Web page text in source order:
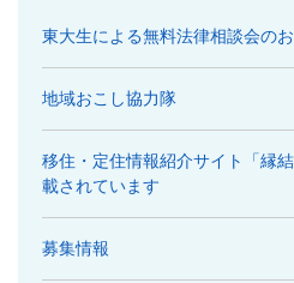
東大生による無料法律相談会の
地域おこし協力隊
移住・定住情報紹介サイト「縁
載されています
募集情報